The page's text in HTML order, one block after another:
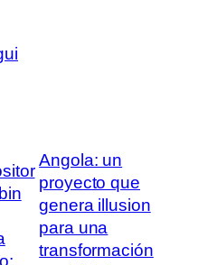
Angola: un
proyecto que
genera illusion
para una
transformación